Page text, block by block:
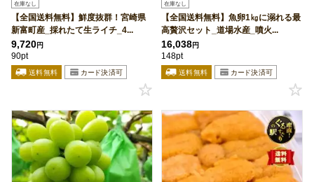
在庫なし
【全国送料無料】鮮度抜群！宮崎県
新富町産_採れたて生ライチ_4...
9,720円
90pt
在庫なし
【全国送料無料】魚卵1㎏に溺れる最
高贅沢セット_道場水産_噴火...
16,038円
148pt